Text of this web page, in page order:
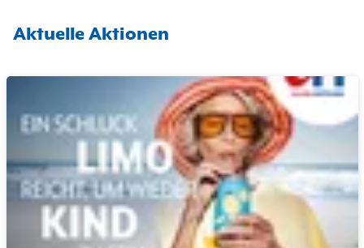
Aktuelle Aktionen